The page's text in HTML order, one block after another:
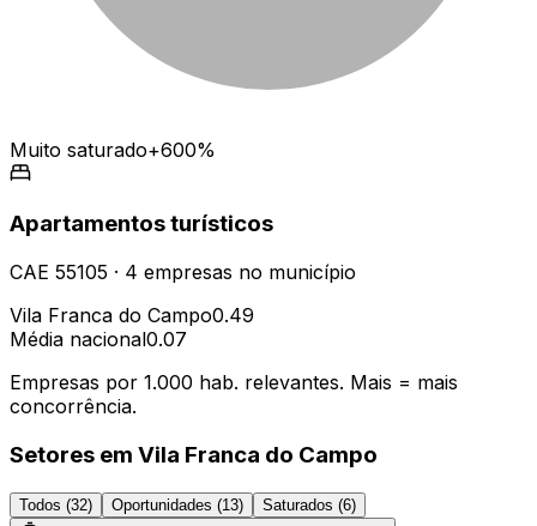
Muito saturado+600%
Apartamentos turísticos
CAE 55105 · 4 empresas no município
Vila Franca do Campo0.49
Média nacional0.07
Empresas por 1.000 hab. relevantes. Mais = mais
concorrência.
Setores em Vila Franca do Campo
Todos (32) Oportunidades (13) Saturados (6)